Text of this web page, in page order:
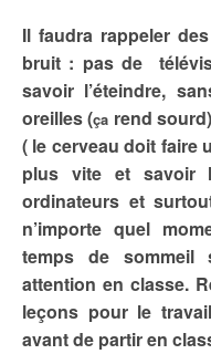
Il faudra rappeler
bruit : pas de
savoir l’éteindre,
oreilles (ça rend
( le cerveau doit faire
plus vite et savoir
ordinateurs et
n’importe quel
temps de sommeil
attention en classe.
leçons pour le
avant de partir en